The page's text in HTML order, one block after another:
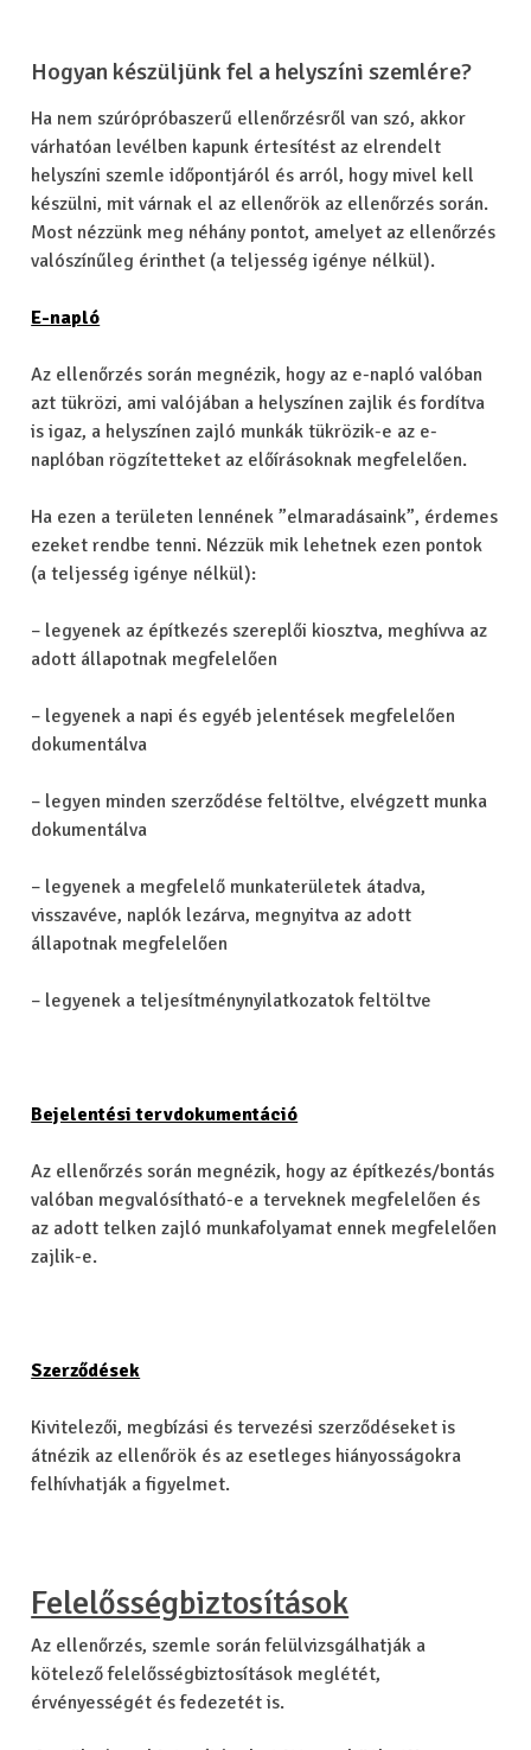
Hogyan készüljünk fel a helyszíni szemlére?
Ha nem szúrópróbaszerű ellenőrzésről van szó, akkor
várhatóan levélben kapunk értesítést az elrendelt
helyszíni szemle időpontjáról és arról, hogy mivel kell
készülni, mit várnak el az ellenőrök az ellenőrzés során.
Most nézzünk meg néhány pontot, amelyet az ellenőrzés
valószínűleg érinthet (a teljesség igénye nélkül).
E-napló
Az ellenőrzés során megnézik, hogy az e-napló valóban
azt tükrözi, ami valójában a helyszínen zajlik és fordítva
is igaz, a helyszínen zajló munkák tükrözik-e az e-
naplóban rögzítetteket az előírásoknak megfelelően.
Ha ezen a területen lennének ”elmaradásaink”, érdemes
ezeket rendbe tenni. Nézzük mik lehetnek ezen pontok
(a teljesség igénye nélkül):
– legyenek az építkezés szereplői kiosztva, meghívva az
adott állapotnak megfelelően
– legyenek a napi és egyéb jelentések megfelelően
dokumentálva
– legyen minden szerződése feltöltve, elvégzett munka
dokumentálva
– legyenek a megfelelő munkaterületek átadva,
visszavéve, naplók lezárva, megnyitva az adott
állapotnak megfelelően
– legyenek a teljesítménynyilatkozatok feltöltve
Bejelentési tervdokumentáció
Az ellenőrzés során megnézik, hogy az építkezés/bontás
valóban megvalósítható-e a terveknek megfelelően és
az adott telken zajló munkafolyamat ennek megfelelően
zajlik-e.
Szerződések
Kivitelezői, megbízási és tervezési szerződéseket is
átnézik az ellenőrök és az esetleges hiányosságokra
felhívhatják a figyelmet.
Felelősségbiztosítások
Az ellenőrzés, szemle során felülvizsgálhatják a
kötelező felelősségbiztosítások meglétét,
érvényességét és fedezetét is.